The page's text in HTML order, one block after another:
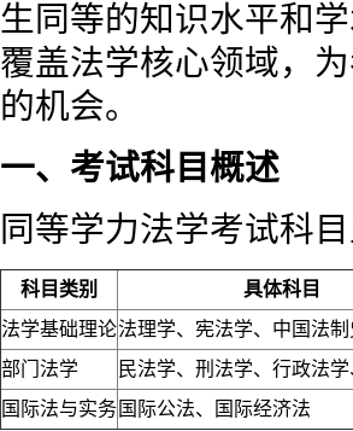
生同等的知识水平和
覆盖法学核心领域，
的机会。
一、考试科目概述
同等学力法学考试科
科目类别
具体科目
法学基础理论法理学、宪法学、中国法制
部门法学
民法学、刑法学、行政法
国际法与实务 国际公法、国际经济法